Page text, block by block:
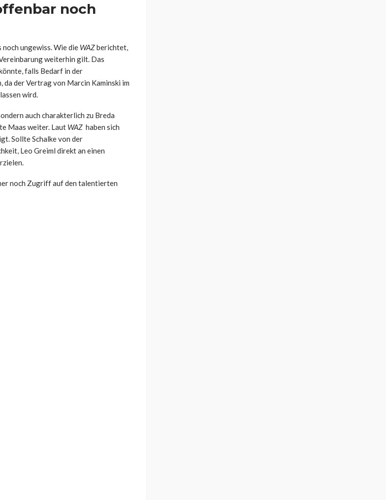
noch
ungewiss. Wie die WAZberichtet,
weiterhin gilt. Das
falls Bedarf in der
der Vertrag von Marcin Kaminski im
wird.
auch charakterlich zu Breda
Maas weiter. Laut WAZ haben sich
Sollte Schalke von der
Leo Greiml direkt an einen
noch Zugriff auf den talentierten